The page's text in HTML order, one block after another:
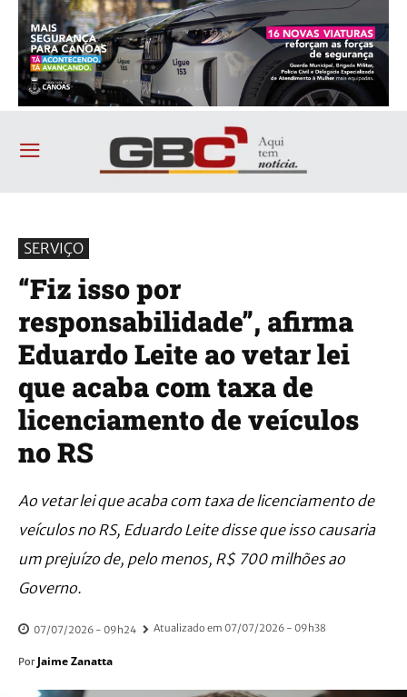
SERVIÇO
“Fiz isso por
responsabilidade”, afirma
Eduardo Leite ao vetar lei
que acaba com taxa de
licenciamento de veículos
no RS
Ao vetar lei que acaba com taxa de licenciamento de
veículos no RS, Eduardo Leite disse que isso causaria
um prejuízo de, pelo menos, R$ 700 milhões ao
Governo.
07/07/2026 - 09h24 Atualizado em 07/07/2026 - 09h38
Por Jaime Zanatta